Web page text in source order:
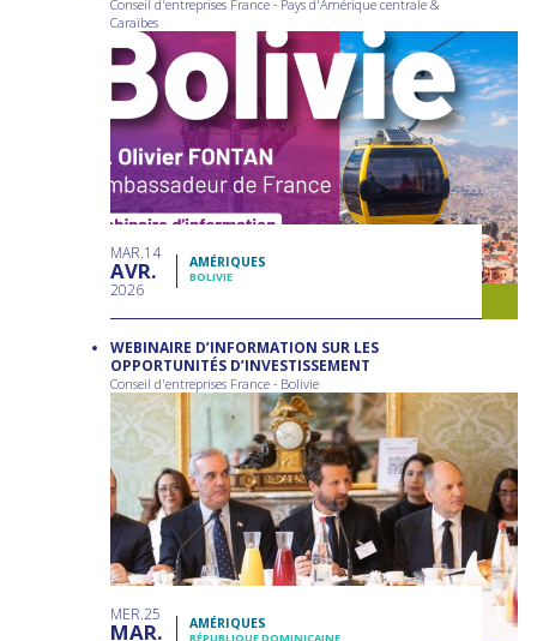
Conseil d'entreprises France - Pays d'Amérique centrale &
Caraïbes
MAR 14
AVR
2026
AMÉRIQUES
BOLIVIE
WEBINAIRE D’INFORMATION SUR LES
OPPORTUNITÉS D’INVESTISSEMENT
Conseil d'entreprises France - Bolivie
MER 25
MAR AMÉRIQUES